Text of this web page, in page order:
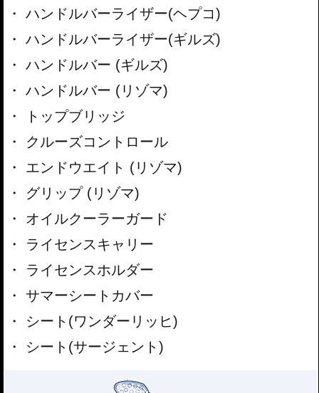
ハンドルバーライザー(ヘプコ)
ハンドルバーライザー(ギルズ)
ハンドルバー (ギルズ)
ハンドルバー (リゾマ)
トップブリッジ
クルーズコントロール
エンドウエイト (リゾマ)
グリップ (リゾマ)
オイルクーラーガード
ライセンスキャリー
ライセンスホルダー
サマーシートカバー
シート(ワンダーリッヒ)
シート(サージェント)